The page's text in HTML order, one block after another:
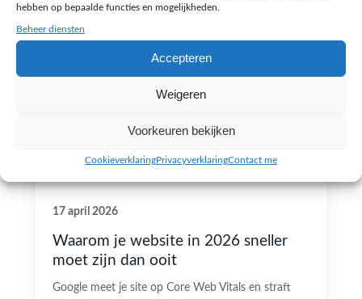
hebben op bepaalde functies en mogelijkheden.
Beheer diensten
Accepteren
Weigeren
Voorkeuren bekijken
CookieverklaringPrivacyverklaringContact me
17 april 2026
Waarom je website in 2026 sneller
moet zijn dan ooit
Google meet je site op Core Web Vitals en straft